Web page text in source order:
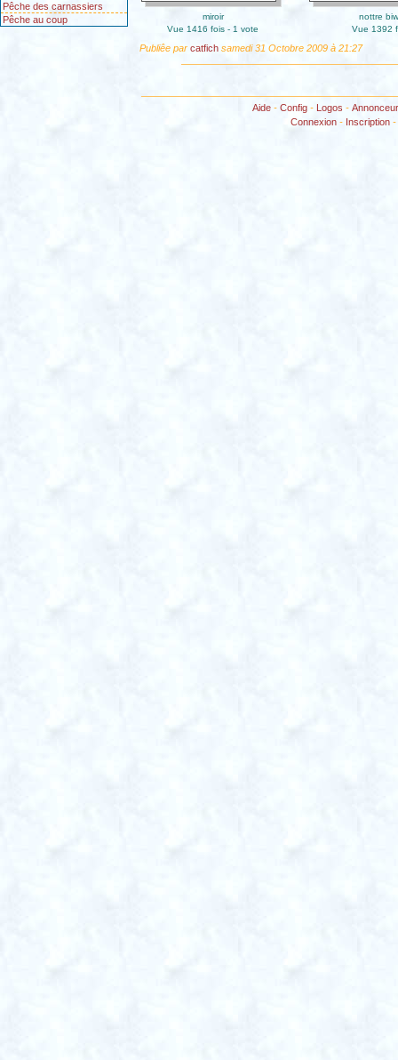
Pêche des carnassiers
Pêche au coup
miroir
Vue 1416 fois - 1 vote
nottre
Vue 1392
Publiêe par catfichsamedi 31 Octobre 2009 à 21:27
Aide- Config- Logos -
Connexion - Inscription -